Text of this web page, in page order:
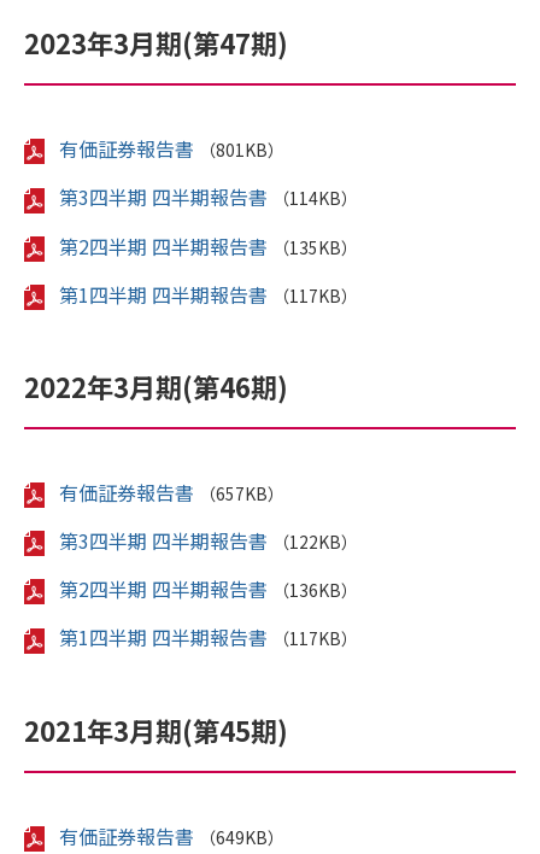
2023年3月期(第47期)
有価証券報告書 （801KB）
第3四半期 四半期報告書 （114KB）
第2四半期 四半期報告書 （135KB）
第1四半期 四半期報告書 （117KB）
2022年3月期(第46期)
有価証券報告書 （657KB）
第3四半期 四半期報告書 （122KB）
第2四半期 四半期報告書 （136KB）
第1四半期 四半期報告書 （117KB）
2021年3月期(第45期)
有価証券報告書 （649KB）